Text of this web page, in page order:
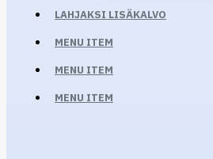
LAHJAKSI LISÄKALVO
MENU ITEM
MENU ITEM
MENU ITEM